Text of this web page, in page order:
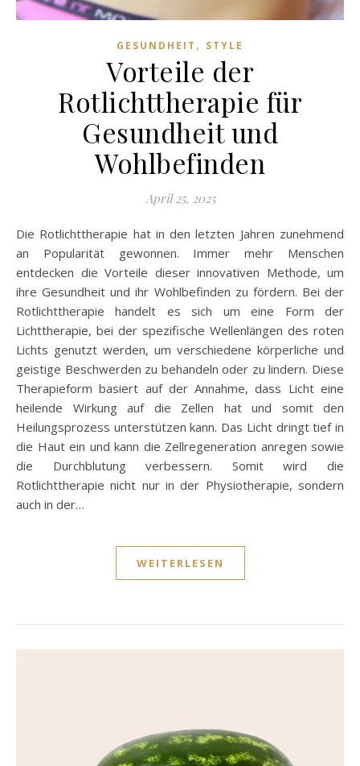
GESUNDHEIT , STYLE
Vorteile der
Rotlichttherapie für
Gesundheit und
Wohlbefinden
April 25, 2025
Die Rotlichttherapie hat in den letzten Jahren zunehmend
an Popularität gewonnen. Immer mehr Menschen
entdecken die Vorteile dieser innovativen Methode, um
ihre Gesundheit und ihr Wohlbefinden zu fördern. Bei der
Rotlichttherapie handelt es sich um eine Form der
Lichttherapie, bei der spezifische Wellenlängen des roten
Lichts genutzt werden, um verschiedene körperliche und
geistige Beschwerden zu behandeln oder zu lindern. Diese
Therapieform basiert auf der Annahme, dass Licht eine
heilende Wirkung auf die Zellen hat und somit den
Heilungsprozess unterstützen kann. Das Licht dringt tief in
die Haut ein und kann die Zellregeneration anregen sowie
die Durchblutung verbessern. Somit wird die
Rotlichttherapie nicht nur in der Physiotherapie, sondern
auch in der…
WEITERLESEN